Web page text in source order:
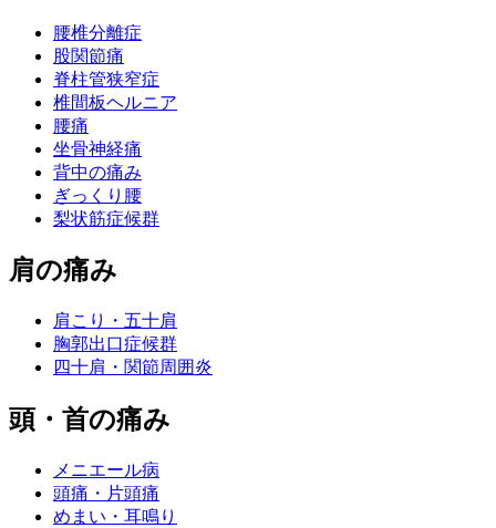
腰椎分離症
股関節痛
脊柱管狭窄症
椎間板ヘルニア
腰痛
坐骨神経痛
背中の痛み
ぎっくり腰
梨状筋症候群
肩の痛み
肩こり・五十肩
胸郭出口症候群
四十肩・関節周囲炎
頭・首の痛み
メニエール病
頭痛・片頭痛
めまい・耳鳴り